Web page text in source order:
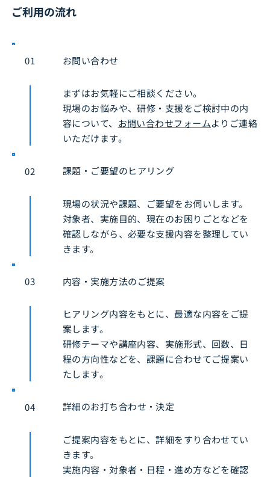
ご利用の流れ
01 お問い合わせ
まずはお気軽にご相談ください。
現場のお悩みや、研修・支援をご検討中の内
容について、 お問い合わせフォームよりご連絡
いただけます。
02 課題・ご要望のヒアリング
現場の状況や課題、ご要望をお伺いします。
対象者、実施目的、現在のお困りごとなどを
確認しながら、必要な支援内容を整理してい
きます。
03 内容・実施方法のご提案
ヒアリング内容をもとに、最適な内容をご提
案します。
研修テーマや講座内容、実施形式、回数、日
程の方向性などを、課題に合わせてご提案い
たします。
04 詳細のお打ち合わせ・決定
ご提案内容をもとに、詳細をすり合わせてい
きます。
実施内容・対象者・日程・進め方などを確認